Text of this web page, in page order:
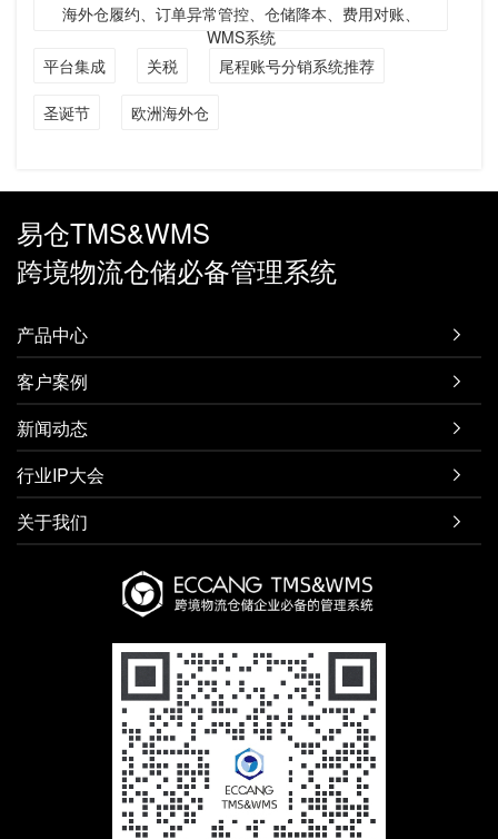
海外仓履约、订单异常管控、仓储降本、费用对账、
WMS系统
平台集成
关税 尾程账号分销系统推荐
圣诞节 欧洲海外仓
易仓TMS&WMS
跨境物流仓储必备管理系统
产品中心 
客户案例 
新闻动态 
行业IP大会 
关于我们 